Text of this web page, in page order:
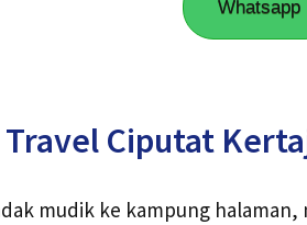
Whatsapp
Travel Ciputat
mudik ke kampung halaman,